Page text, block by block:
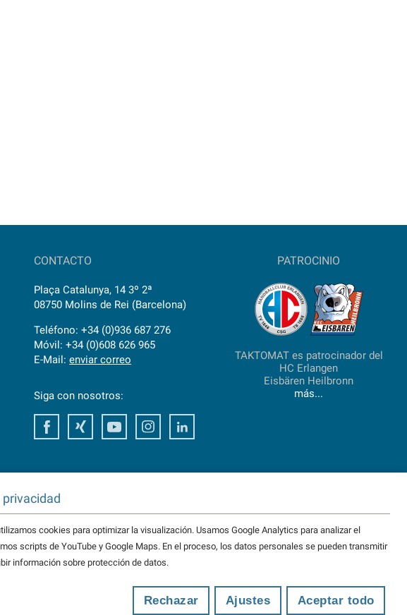
CONTACTO
Plaça Catalunya, 14 3º 2ª
08750 Molins de Rei (Barcelona)
Teléfono: +34 (0)936 687 276
Móvil: +34 (0)608 626 965
E-Mail:enviar correo
Siga con nosotros:
FacebookXing Youtube Instagram
PATROCINIO
TAKTOMAT es patrocinador del
HC Erlangen
Eisbären Heilbronn
más...
cookies para optimizar la visualización. Usamos Google Analytics para analizar el
scripts de YouTube y Google Maps. En el proceso, los datos personales se pueden transmitir
información sobre protección de datos.
Rechazar Ajustes Aceptar todo